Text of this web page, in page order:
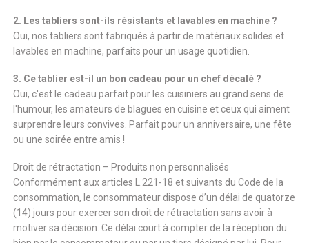
2. Les tabliers sont-ils résistants et lavables en machine ?
Oui, nos tabliers sont fabriqués à partir de matériaux solides et
lavables en machine, parfaits pour un usage quotidien.
3. Ce tablier est-il un bon cadeau pour un chef décalé ?
Oui, c'est le cadeau parfait pour les cuisiniers au grand sens de
l'humour, les amateurs de blagues en cuisine et ceux qui aiment
surprendre leurs convives. Parfait pour un anniversaire, une fête
ou une soirée entre amis !
Droit de rétractation – Produits non personnalisés
Conformément aux articles L.221-18 et suivants du Code de la
consommation, le consommateur dispose d’un délai de quatorze
(14) jours pour exercer son droit de rétractation sans avoir à
motiver sa décision. Ce délai court à compter de la réception du